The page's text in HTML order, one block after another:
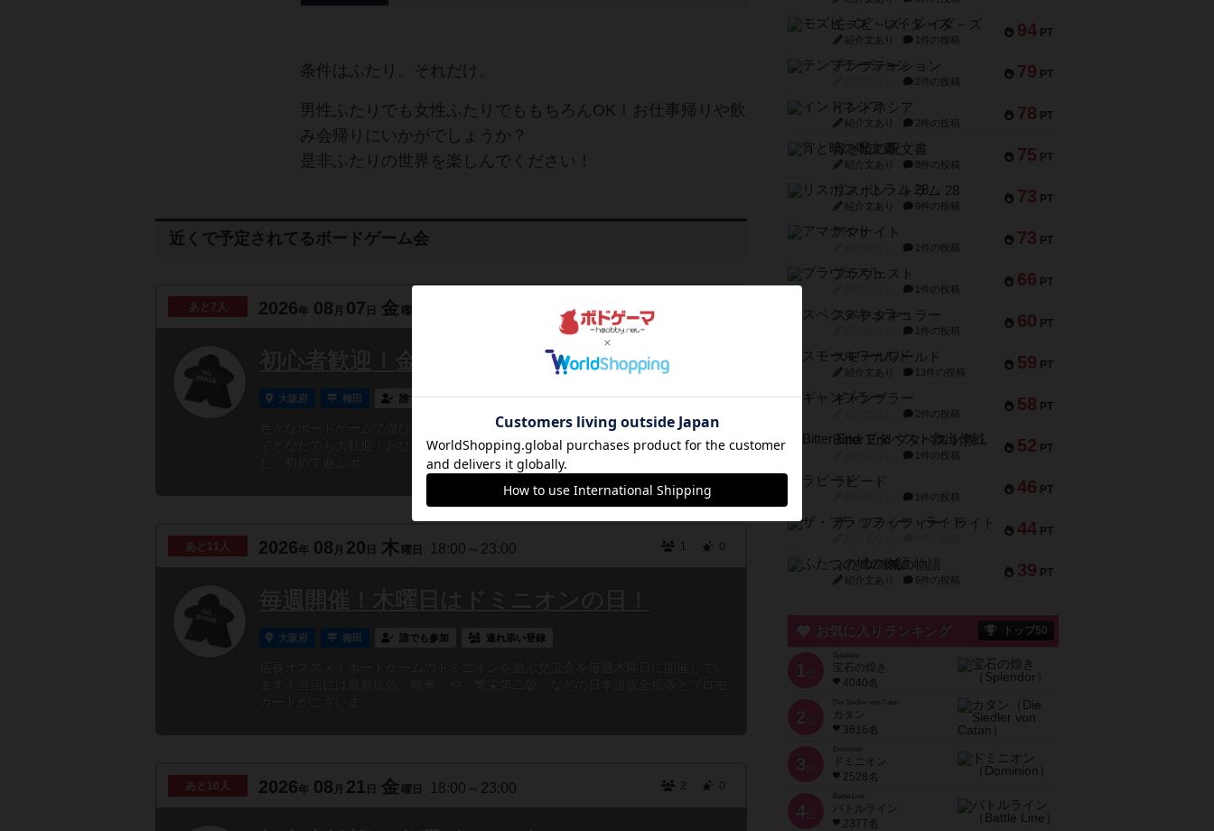
条件はふたり。それだけ。
男性ふたりでも女性ふたりでももちろんOK！お仕事帰りや飲
み会帰りにいかがでしょうか？
是非ふたりの世界を楽しんでください！
近くで予定されてるボードゲーム会
あと 7人 2026年 08 月 07 金 曜日
初心者歓迎！金曜ボードゲームナイト
大阪府 梅田 誰でも参加 連れ添い登録
色々なボードゲームで遊びましょう！初心者の人からボードゲームが大好きな人ま
でどなたでも大歓迎！おひとり様でご来店頂いても相席で遊んでいただけます。ま
あと 11人 2026年 08 月 20 木 曜日 18:00～23:00 1 0
毎週開催！木曜日はドミニオンの日！
大阪府 梅田 誰でも参加 連れ添い登録
あと 10人 2026年 08 月 21 金 曜日 18:00～23:00 2 0
94 PT
モズビ－ズ・レイダ－ズ
紹介文あり 1件の投稿
79 PT
テンプテーション
2件の投稿
78 PT
インドネシア
紹介文あり 2件の投稿
75 PT
宵と暁の呪文書
紹介文あり 8件の投稿
73 PT
リスボン・トラム 28
紹介文あり 9件の投稿
73 PT
アマナイト
1件の投稿
66 PT
ブラヴェスト
1件の投稿
60 PT
スペクタキュラー
1件の投稿
59 PT
スモールワールド
紹介文あり 13件の投稿
58 PT
ギャンブラー
2件の投稿
52 PT
Bitter End ブタペスト救出作戦
1件の投稿
46 PT
ラピード
1件の投稿
44 PT
ザ・フラッフィー・ライト
39 PT
ふたつの城の物語
紹介文あり 6件の投稿
お気に入りランキング トップ50
1 位
宝石の煌き
4040名
2 位
Die Siedler von Catan
カタン
3616名
3 位
ドミニオン
2528名
4位
Battle Line
バトルライン
2377名